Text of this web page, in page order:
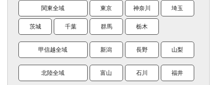
関東全域 東京 神奈川 埼玉
茨城 千葉 群馬 栃木
甲信越全域 新潟 長野 山梨
北陸全域 富山 石川 福井